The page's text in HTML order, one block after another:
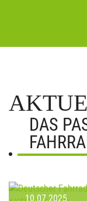
DAS
10.07.2025